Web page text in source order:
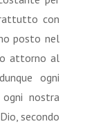
con
posto nel
attorno al
ogni
nostra
secondo